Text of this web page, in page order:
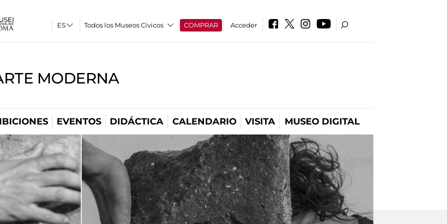
Todos los Museos Cívicos COMPRAR Acceder
MODERNA
EVENTOS DIDÁCTICA CALENDARIO VISITA MUSEO DIGITAL